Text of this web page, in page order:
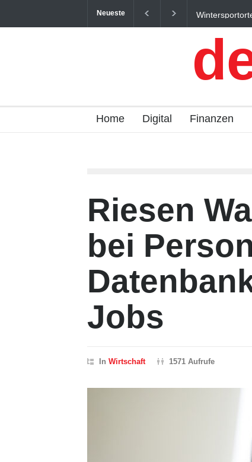
Neueste
Wintersportorte als Wirtschaftsfaktor: Wie
Qualitätstourismus profitieren
Home Digital Finanzen
Riesen
bei
Jobs
In Wirtschaft 1571 Aufrufe